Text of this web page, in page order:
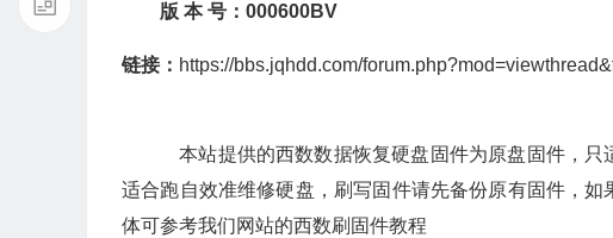
版 本 号： 000600BV
链接： https://bbs.jqhdd.com/
本站提供的西数数据恢复硬盘固件为原盘固件，只
适合跑自效准维修硬盘，刷写固件请先备份原有固件，
体可参考我们网站的西数刷固件教程